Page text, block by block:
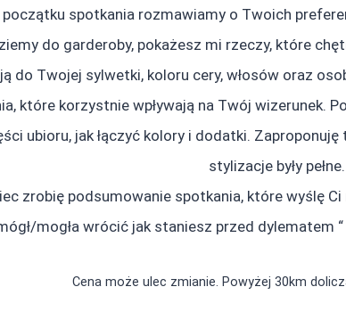
początku spotkania rozmawiamy o Twoich
do garderoby, pokażesz mi rzeczy, które
do Twojej sylwetki, koloru cery, włosów oraz
które korzystnie wpływają na Twój wizerunek.
ubioru, jak łączyć kolory i dodatki.
stylizacje były pełne.
zrobię podsumowanie spotkania, które wyślę
mogła wrócić jak staniesz przed dylematem “
Cena może ulec zmianie. Powyżej 30km